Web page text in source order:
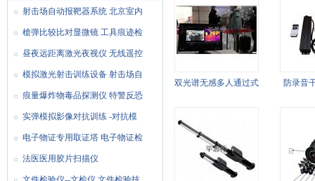
射击场自动报靶器系统 北京室内
实 槍弹比较比对显微镜 工具痕迹检
昼夜远距离激光夜视仪 无线遥控
带 模拟激光射击训练设备 射击场自
动 痕量爆炸物毒品探测仪 特警反恐
防 实弹模拟影像对抗训练 -对抗模
电子物证专用取证塔 电子物证检
法医医用胶片扫描仪
装备器材
双光谱无感多人通过式
爆应急装备器材
防录音